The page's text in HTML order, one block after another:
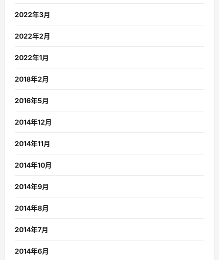
2022年3月
2022年2月
2022年1月
2018年2月
2016年5月
2014年12月
2014年11月
2014年10月
2014年9月
2014年8月
2014年7月
2014年6月